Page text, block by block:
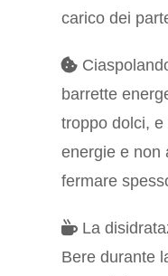
carico dei
barrette
troppo dolci,
energie e non
fermare
La
Bere durante